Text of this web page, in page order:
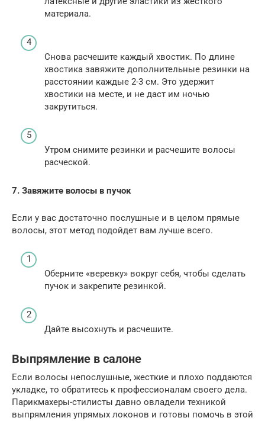
материала.
Снова расчешите каждый хвостик. По длине
хвостика завяжите дополнительные резинки на
расстоянии каждые 2-3 см. Это удержит
хвостики на месте, и не даст им ночью
закрутиться.
Утром снимите резинки и расчешите волосы
расческой.
7. Завяжите волосы в пучок
Если у вас достаточно послушные и в целом прямые
волосы, этот метод подойдет вам лучше всего.
Оберните «веревку» вокруг себя, чтобы сделать
пучок и закрепите резинкой.
Дайте высохнуть и расчешите.
Выпрямление в салоне
Если волосы непослушные, жесткие и плохо поддаются
укладке, то обратитесь к профессионалам своего дела.
Парикмахеры-стилисты давно овладели техникой
выпрямления упрямых локонов и готовы помочь в этой